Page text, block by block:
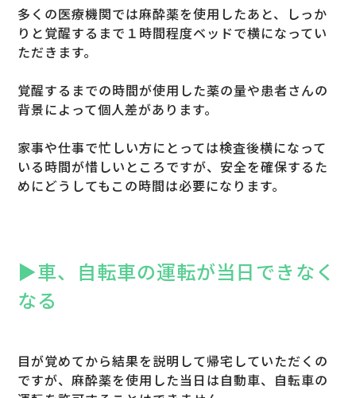
多くの医療機関では麻酔薬を使用したあと、しっか
りと覚醒するまで１時間程度ベッドで横になってい
ただきます。
覚醒するまでの時間が使用した薬の量や患者さんの
背景によって個人差があります。
家事や仕事で忙しい方にとっては検査後横になって
いる時間が惜しいところですが、安全を確保するた
めにどうしてもこの時間は必要になります。
▶︎車、自転車の運転が当日できなく
なる
目が覚めてから結果を説明して帰宅していただくの
ですが、麻酔薬を使用した当日は自動車、自転車の